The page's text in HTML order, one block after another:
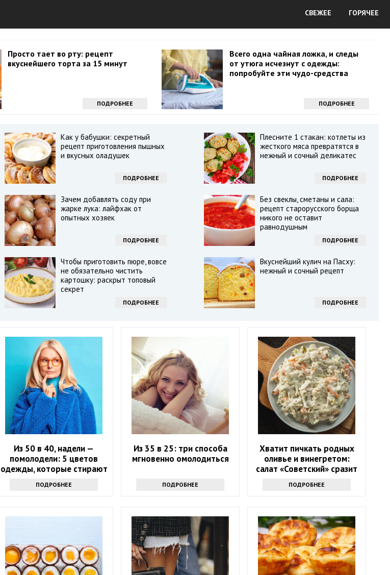
СВЕЖЕЕ ГОРЯЧЕЕ
Просто тает во рту: рецепт
вкуснейшего торта за 15 минут
ПОДРОБНЕЕ
Всего одна чайная ложка, и следы
от утюга исчезнут с одежды:
попробуйте эти чудо-средства
ПОДРОБНЕЕ
Как у бабушки: секретный
рецепт приготовления пышных
и вкусных оладушек
ПОДРОБНЕЕ
Плесните 1 стакан: котлеты из
жесткого мяса превратятся в
нежный и сочный деликатес
ПОДРОБНЕЕ
Зачем добавлять соду при
жарке лука: лайфхак от
опытных хозяек
ПОДРОБНЕЕ
Без свеклы, сметаны и сала:
рецепт старорусского борща
никого не оставит
равнодушным
ПОДРОБНЕЕ
Чтобы приготовить пюре, вовсе
не обязательно чистить
картошку: раскрыт топовый
секрет
ПОДРОБНЕЕ
Вкуснейший кулич на Пасху:
нежный и сочный рецепт
ПОДРОБНЕЕ
Из 50 в 40, надели —
помолодели: 5 цветов
одежды, которые стирают
ПОДРОБНЕЕ
Из 35 в 25: три способа
мгновенно омолодиться
ПОДРОБНЕЕ
Хватит пичкать родных
оливье и винегретом:
салат «Советский» сразит
ПОДРОБНЕЕ